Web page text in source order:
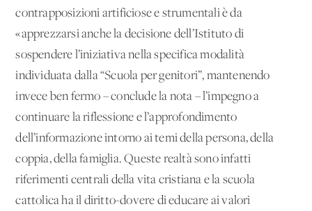
contrapposizioni artificiose e strumentali è da
«apprezzarsi anche la decisione dell’Istituto di
sospendere l’iniziativa nella specifica modalità
individuata dalla “Scuola per genitori”, mantenendo
invece ben fermo – conclude la nota – l’impegno a
continuare la riflessione e l’approfondimento
dell’informazione intorno ai temi della persona, della
coppia, della famiglia. Queste realtà sono infatti
riferimenti centrali della vita cristiana e la scuola
cattolica ha il diritto-dovere di educare ai valori